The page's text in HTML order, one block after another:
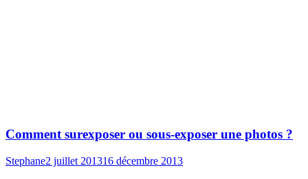
Comment surexposer ou sous-exposer une photos ?
Stephane2 juillet 201316 décembre 2013